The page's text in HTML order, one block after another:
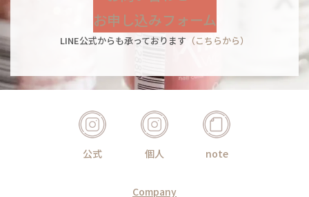
お申し込みフォーム
LINE公式からも承っております （こちらから）
公式 個人 note
Company